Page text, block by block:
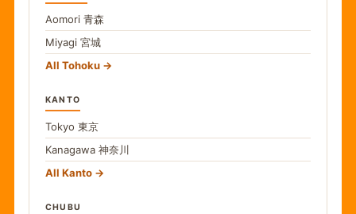
Aomori 青森
Miyagi 宮城
All Tohoku
KANTO
Tokyo 東京
Kanagawa 神奈川
All Kanto
CHUBU